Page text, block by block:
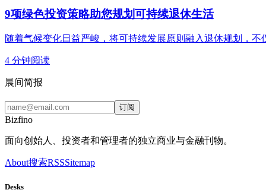
9项绿色投资策略助您规划可持续退休生活
随着气候变化日益严峻，将可持续发展原则融入退休规划，
4 分钟阅读
晨间简报
订阅
Bizfino
面向创始人、投资者和管理者的独立商业与金融刊物。
About搜索RSSSitemap
Desks